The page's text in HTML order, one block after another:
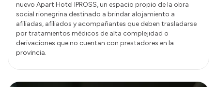
nuevo Apart Hotel IPROSS, un espacio propio de la obra
social rionegrina destinado a brindar alojamiento a
afiliadas, afiliados y acompañantes que deben trasladarse
por tratamientos médicos de alta complejidad o
derivaciones que no cuentan con prestadores en la
provincia.